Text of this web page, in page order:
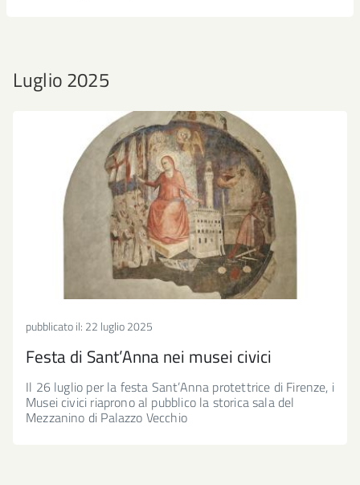
Luglio 2025
pubblicato il: 22 luglio 2025
Festa di Sant’Anna nei musei civici
Il 26 luglio per la festa Sant’Anna protettrice di Firenze, i
Musei civici riaprono al pubblico la storica sala del
Mezzanino di Palazzo Vecchio